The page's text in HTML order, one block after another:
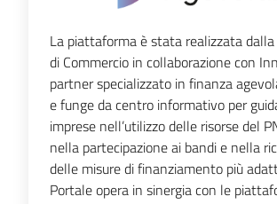
Camera
Seguici
La piattaforma è stata realizzata dalla
di Commercio in collaborazione con
partner specializzato in finanza
e funge da centro informativo per
imprese nell’utilizzo delle risorse del
nella partecipazione ai bandi e nella
delle misure di finanziamento più
Portale opera in sinergia con le